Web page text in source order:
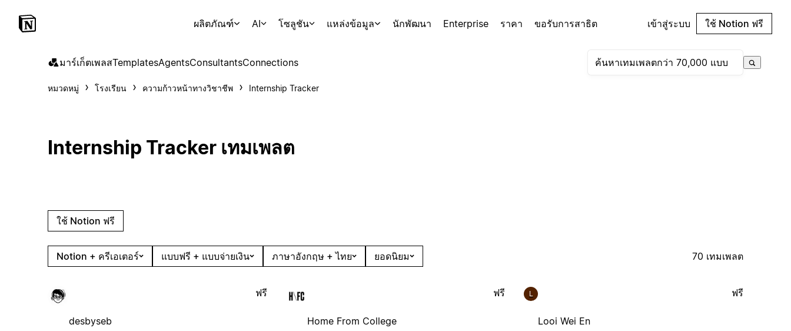
ผลิตภัณฑ์ AI โซลูชัน แหล่งข้อมูล นักพัฒนา Enterprise ราคา ขอรับการสาธิต เข้าสู่ระบบ ใช้ Notion ฟรี
มาร์เก็ตเพลสTemplatesAgentsConsultantsConnections
หมวดหมู่ โรงเรียน ความก้าวหน้าทางวิชาชีพ Internship Tracker
Internship Tracker เทมเพลต
ใช้ Notion ฟรี
Notion + ครีเอเตอร์ แบบฟรี + แบบจ่ายเงิน ภาษาอังกฤษ + ไทย ยอดนิยม 70 เทมเพลต
desbyseb
ฟรี
Home From College
ฟรี L
Looi Wei En
ฟรี